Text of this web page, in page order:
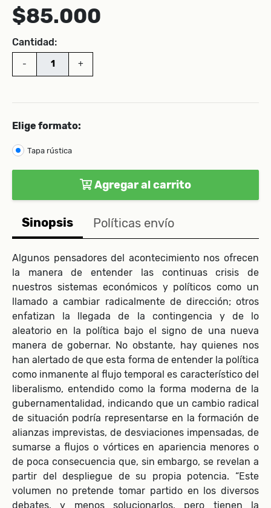
$85.000
Cantidad:
- +
Elige formato:
Tapa rústica
Agregar al carrito
Sinopsis Políticas envío
Algunos pensadores del acontecimiento nos ofrecen
la manera de entender las continuas crisis de
nuestros sistemas económicos y políticos como un
llamado a cambiar radicalmente de dirección; otros
enfatizan la llegada de la contingencia y de lo
aleatorio en la política bajo el signo de una nueva
manera de gobernar. No obstante, hay quienes nos
han alertado de que esta forma de entender la política
como inmanente al flujo temporal es característico del
liberalismo, entendido como la forma moderna de la
gubernamentalidad, indicando que un cambio radical
de situación podría representarse en la formación de
alianzas imprevistas, de desviaciones impensadas, de
sumarse a flujos o vórtices en apariencia menores o
de poca consecuencia que, sin embargo, se revelan a
partir del despliegue de su propia potencia. “Este
volumen no pretende tomar partido en los diversos
debates, y menos solucionarlos, pero tienen la